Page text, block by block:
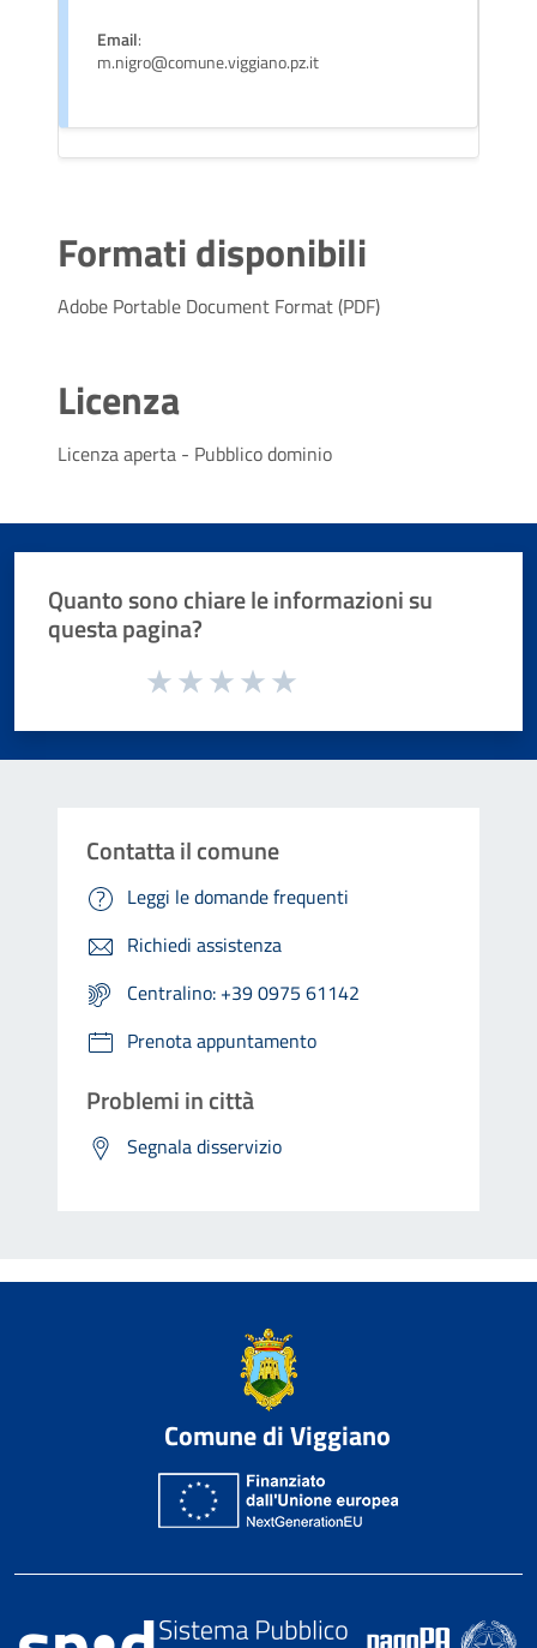
Email:
m.nigro@comune.viggiano.pz.it
Formati disponibili
Adobe Portable Document Format (PDF)
Licenza
Licenza aperta - Pubblico dominio
Quanto sono chiare le informazioni su
questa pagina?
Valuta da 1 a 5 stelle la pagina
Contatta il comune
Leggi le domande frequenti
Richiedi assistenza
Centralino: +39 0975 61142
Prenota appuntamento
Problemi in città
Segnala disservizio
Comune di Viggiano